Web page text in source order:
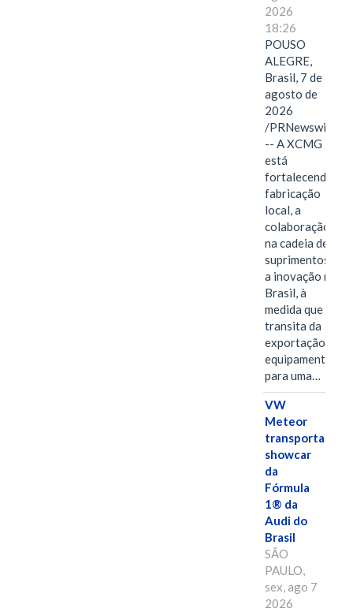
2026
18:26
POUSO
ALEGRE,
Brasil, 7 de
agosto de
2026
/PRNewswire/
-- A XCMG
está
fortalecendo a
fabricação
local, a
colaboração
na cadeia de
suprimentos e
a inovação no
Brasil, à
medida que
transita da
exportação de
equipamentos
para uma…
VW
Meteor
transporta
showcar
da
Fórmula
1® da
Audi do
Brasil
SÃO
PAULO,
sex, ago 7
2026